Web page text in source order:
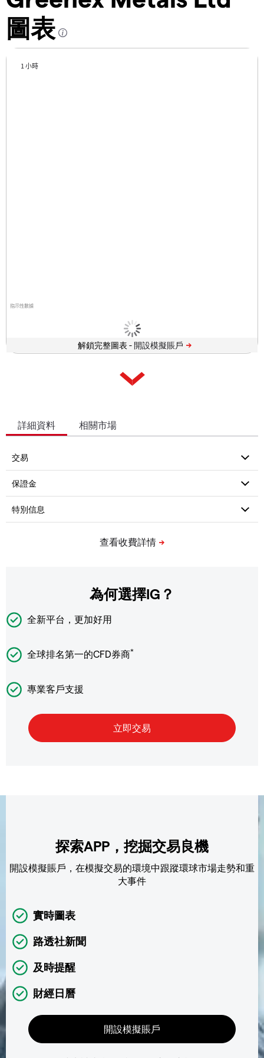
圖表
指示性數據
1 小時
解鎖完整圖表 -
詳細資料 相關市場
為何選擇IG？
全新平台，更加好用
全球排名第一的CFD券商*
專業客戶支援
探索APP，挖掘交易良機
開設模擬賬戶，在模擬交易的環境中跟蹤環球市場走勢和重
大事件
實時圖表
路透社新聞
及時提醒
財經日曆